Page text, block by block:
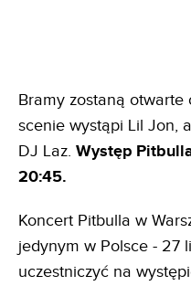
Bramy zostaną otwarte
scenie wystąpi Lil Jon,
DJ Laz. Występ
20:45.
Koncert Pitbulla w
jedynym w Polsce - 27
uczestniczyć na